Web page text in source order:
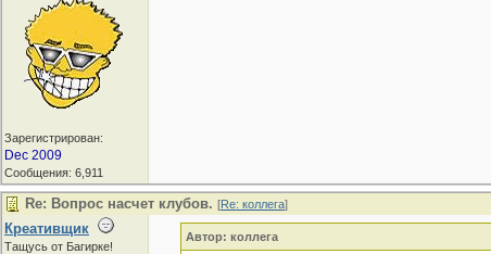
Зарегистрирован:
Dec 2009
Сообщения: 6,911
Re: Вопрос насчет клубов. [Re: коллега]
Креативщик
Тащусь от Багирке!
Автор: коллега